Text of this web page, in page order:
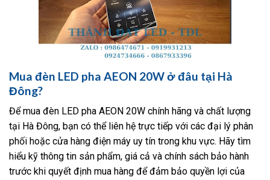
Mua đèn LED pha AEON 20W ở đâu tại Hà
Đông?
Để mua đèn LED pha AEON 20W chính hãng và chất lượng
tại Hà Đông, bạn có thể liên hệ trực tiếp với các đại lý phân
phối hoặc cửa hàng điện máy uy tín trong khu vực. Hãy tìm
hiểu kỹ thông tin sản phẩm, giá cả và chính sách bảo hành
trước khi quyết định mua hàng để đảm bảo quyền lợi của